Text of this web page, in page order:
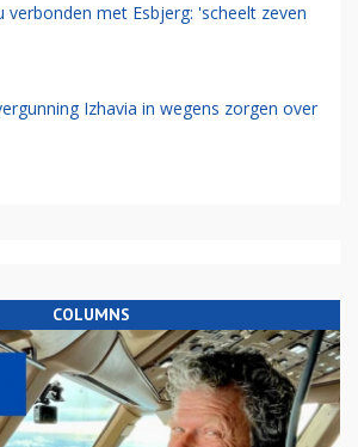
verbonden met Esbjerg: 'scheelt zeven
Izhavia in wegens zorgen over
COLUMNS